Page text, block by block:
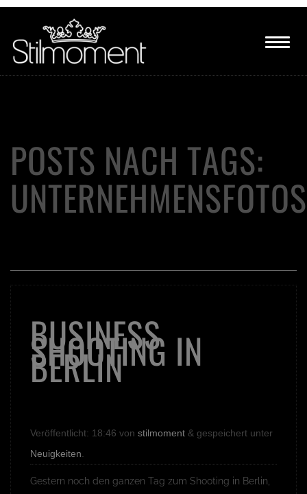
POSTS NACH TAGS:
UNTERNEHMENSFOTOS
BUSINESS
SHOOTING IN
BERLIN
Veröffentlicht: 18:46 von stilmoment & gespeichert unter
Neuigkeiten
Gestern noch den ganzen Tag zum Shooting in Berlin,